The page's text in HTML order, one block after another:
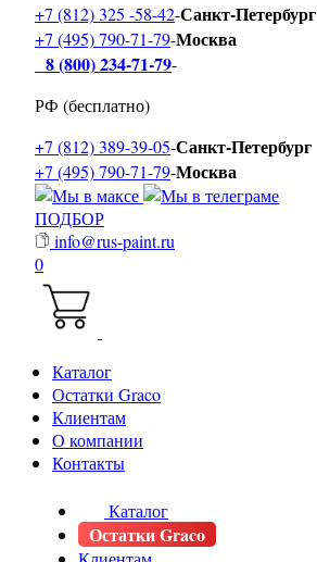
+7 (812) 325 -58-42-Санкт-Петербург
+7 (495) 790-71-79-Москва
8 (800) 234-71-79-
РФ (бесплатно)
+7 (812) 389-39-05-Санкт-Петербург
+7 (495) 790-71-79-Москва
ПОДБОР
info@rus-paint.ru
0
Каталог
Остатки Graco
Клиентам
О компании
Контакты
Каталог
Остатки Graco